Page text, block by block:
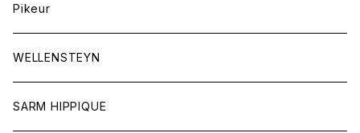
スカーフ
ジュエリー
Pikeur
WELLENSTEYN
SARM HIPPIQUE